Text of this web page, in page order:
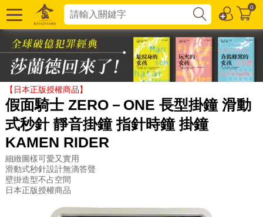
0
【日本正版授權商品】
假面騎士 ZERO－ONE 長型掛鐘 滑動
式秒針 靜音掛鐘 指針時鐘 掛鐘
KAMEN RIDER
細緻圖樣可愛又實用
滑動式秒針設計無滴答聲
壁掛造型不占空間
日本正版授權商品